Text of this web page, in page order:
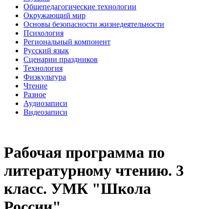
Общепедагогические технологии
Окружающий мир
Основы безопасности жизнедеятельности
Психология
Региональный компонент
Русский язык
Сценарии праздников
Технология
Физкультура
Чтение
Разное
Аудиозаписи
Видеозаписи
Рабочая программа по
литературному чтению. 3
класс. УМК "Школа